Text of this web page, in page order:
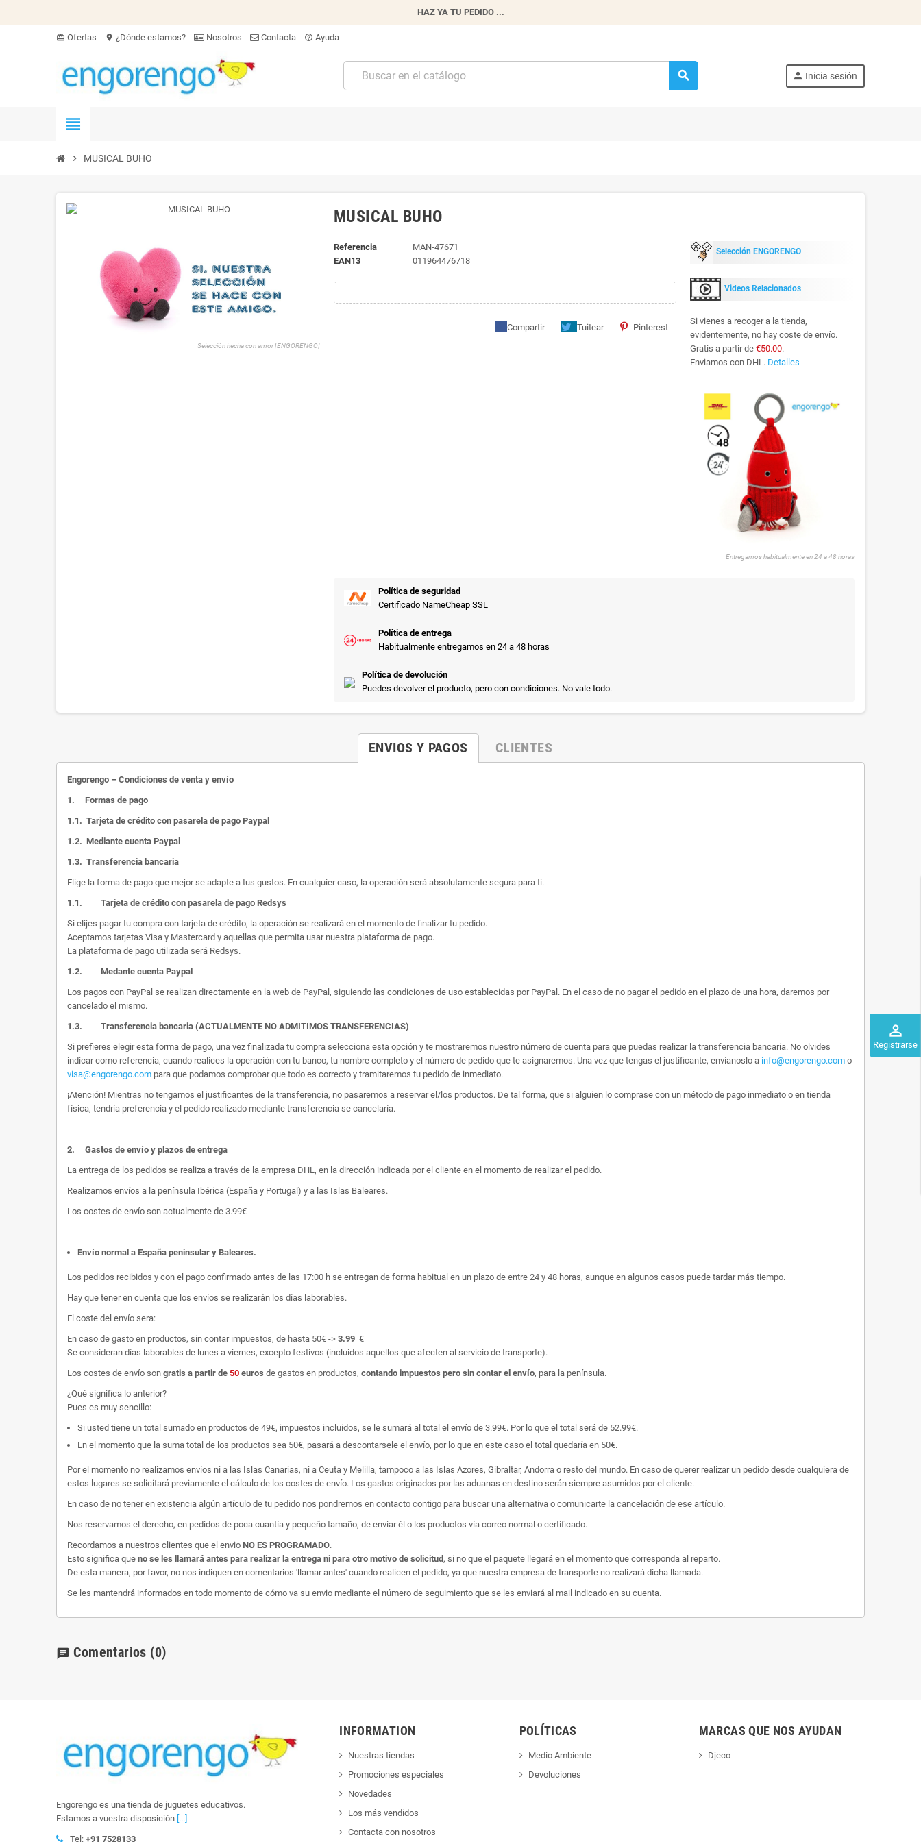
HAZ YA TU PEDIDO ...
card_giftcard Ofertas location_on ¿Dónde estamos? Nosotros Contacta help_outline Ayuda
search person Inicia sesión
perm_identity
Registrarse
view_headline
chevron_right MUSICAL BUHO
Selección hecha con amor [ENGORENGO]
MUSICAL BUHO
Referencia
MAN-47671
EAN13
011964476718
Compartir Tuitear Pinterest
Selección ENGORENGO
Videos Relacionados
Si vienes a recoger a la tienda,
evidentemente, no hay coste de envío.
Gratis a partir de €50.00.
Enviamos con DHL. Detalles
Entregamos habitualmente en 24 a 48 horas
Política de seguridad
Certificado NameCheap SSL
Política de entrega
Habitualmente entregamos en 24 a 48 horas
Política de devolución
Puedes devolver el producto, pero con condiciones. No vale todo.
ENVIOS Y PAGOS CLIENTES
Engorengo – Condiciones de venta y envío
1. Formas de pago
1.1. Tarjeta de crédito con pasarela de pago Paypal
1.2. Mediante cuenta Paypal
1.3. Transferencia bancaria
Elige la forma de pago que mejor se adapte a tus gustos. En cualquier caso, la operación será absolutamente segura para ti.
1.1. Tarjeta de crédito con pasarela de pago Redsys
Si elijes pagar tu compra con tarjeta de crédito, la operación se realizará en el momento de finalizar tu pedido.
Aceptamos tarjetas Visa y Mastercard y aquellas que permita usar nuestra plataforma de pago.
La plataforma de pago utilizada será Redsys.
1.2. Medante cuenta Paypal
Los pagos con PayPal se realizan directamente en la web de PayPal, siguiendo las condiciones de uso establecidas por PayPal. En el caso de no pagar el pedido en el plazo de una hora, daremos por
cancelado el mismo.
1.3. Transferencia bancaria (ACTUALMENTE NO ADMITIMOS TRANSFERENCIAS)
Si prefieres elegir esta forma de pago, una vez finalizada tu compra selecciona esta opción y te mostraremos nuestro número de cuenta para que puedas realizar la transferencia bancaria. No olvides
indicar como referencia, cuando realices la operación con tu banco, tu nombre completo y el número de pedido que te asignaremos. Una vez que tengas el justificante, envíanoslo a info@engorengo.com o
visa@engorengo.com para que podamos comprobar que todo es correcto y tramitaremos tu pedido de inmediato.
¡Atención! Mientras no tengamos el justificantes de la transferencia, no pasaremos a reservar el/los productos. De tal forma, que si alguien lo comprase con un método de pago inmediato o en tienda
física, tendría preferencia y el pedido realizado mediante transferencia se cancelaría.
2. Gastos de envío y plazos de entrega
La entrega de los pedidos se realiza a través de la empresa DHL, en la dirección indicada por el cliente en el momento de realizar el pedido.
Realizamos envíos a la península Ibérica (España y Portugal) y a las Islas Baleares.
Los costes de envío son actualmente de 3.99€
Envío normal a España peninsular y Baleares.
Los pedidos recibidos y con el pago confirmado antes de las 17:00 h se entregan de forma habitual en un plazo de entre 24 y 48 horas, aunque en algunos casos puede tardar más tiempo.
Hay que tener en cuenta que los envíos se realizarán los días laborables.
El coste del envío sera:
En caso de gasto en productos, sin contar impuestos, de hasta 50€ -> 3.99 €
Se consideran días laborables de lunes a viernes, excepto festivos (incluidos aquellos que afecten al servicio de transporte).
Los costes de envío son gratis a partir de 50 euros de gastos en productos, contando impuestos pero sin contar el envío, para la península.
¿Qué significa lo anterior?
Pues es muy sencillo:
Si usted tiene un total sumado en productos de 49€, impuestos incluidos, se le sumará al total el envío de 3.99€. Por lo que el total será de 52.99€.
En el momento que la suma total de los productos sea 50€, pasará a descontarsele el envío, por lo que en este caso el total quedaría en 50€.
Por el momento no realizamos envíos ni a las Islas Canarias, ni a Ceuta y Melilla, tampoco a las Islas Azores, Gibraltar, Andorra o resto del mundo. En caso de querer realizar un pedido desde cualquiera de
estos lugares se solicitará previamente el cálculo de los costes de envío. Los gastos originados por las aduanas en destino serán siempre asumidos por el cliente.
En caso de no tener en existencia algún artículo de tu pedido nos pondremos en contacto contigo para buscar una alternativa o comunicarte la cancelación de ese artículo.
Nos reservamos el derecho, en pedidos de poca cuantía y pequeño tamaño, de enviar él o los productos vía correo normal o certificado.
Recordamos a nuestros clientes que el envio NO ES PROGRAMADO.
Esto significa que no se les llamará antes para realizar la entrega ni para otro motivo de solicitud , si no que el paquete llegará en el momento que corresponda al reparto.
De esta manera, por favor, no nos indiquen en comentarios 'llamar antes' cuando realicen el pedido, ya que nuestra empresa de transporte no realizará dicha llamada.
Se les mantendrá informados en todo momento de cómo va su envio mediante el número de seguimiento que se les enviará al mail indicado en su cuenta.
chat Comentarios (0)
Engorengo es una tienda de juguetes educativos.
Estamos a vuestra disposición [...]
Tel: +91 7528133
INFORMATION
Nuestras tiendas
Promociones especiales
Novedades
Los más vendidos
Contacta con nosotros
POLÍTICAS
Medio Ambiente
Devoluciones
MARCAS QUE NOS AYUDAN
Djeco